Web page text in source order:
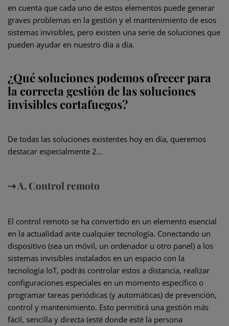
en cuenta que cada uno de estos elementos puede generar
graves problemas en la gestión y el mantenimiento de esos
sistemas invisibles, pero existen una serie de soluciones que
pueden ayudar en nuestro día a día.
¿Qué soluciones podemos ofrecer para
la correcta gestión de las soluciones
invisibles cortafuegos?
De todas las soluciones existentes hoy en día, queremos
destacar especialmente 2…
⇢ A. Control remoto
El control remoto se ha convertido en un elemento esencial
en la actualidad ante cualquier tecnología. Conectando un
dispositivo (sea un móvil, un ordenador u otro panel) a los
sistemas invisibles instalados en un espacio con la
tecnología IoT, podrás controlar estos a distancia, realizar
configuraciones especiales en un momento específico o
programar tareas periódicas (y automáticas) de prevención,
control y mantenimiento. Esto permitirá una gestión más
fácil, sencilla y directa (esté donde esté la persona